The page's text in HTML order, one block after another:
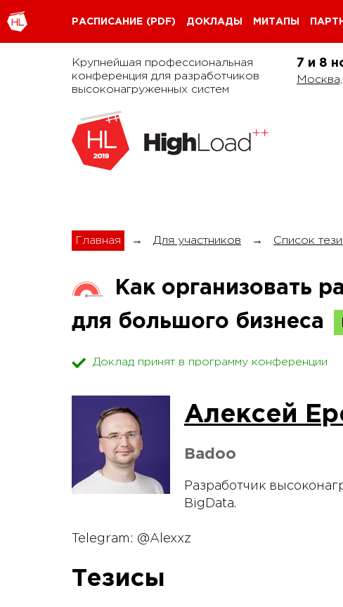
РАСПИСАНИЕ (PDF) ДОКЛАДЫ МИТАПЫ
Крупнейшая профессиональная
конференция для разработчиков
высоконагруженных систем
7 и 8
Главная → Для участников → Список
Как организовать
для большого бизнеса
Доклад принят в программу конференции
Алексей
Badoo
Разработчик
BigData.
Telegram: @Alexxz
Тезисы